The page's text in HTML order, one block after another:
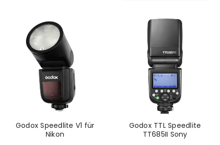
Godox Speedlite V1 für
Nikon
Godox TTL Speedlite
TT685II Sony